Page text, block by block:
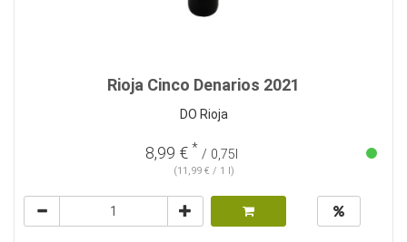
Rioja Cinco Denarios 2021
DO Rioja
8,99 € * / 0,75l
(11,99 € / 1 l)